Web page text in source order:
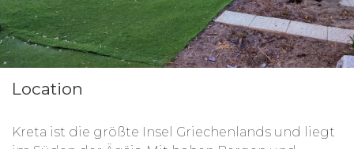
Location
Kreta ist die größte Insel Griechenlands und liegt